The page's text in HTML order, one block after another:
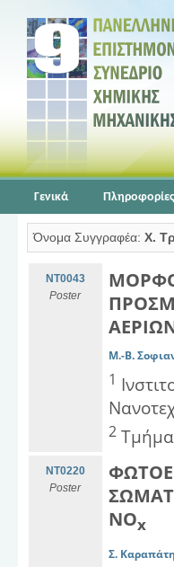
Γενικά Πληροφορίες
Όνομα Συγγραφέα: Χ.
NT0043
Poster
Μ.-Β.
1
2 Τμήμα
NT0220
Poster
ΝΟx
Σ. Καραπάτη